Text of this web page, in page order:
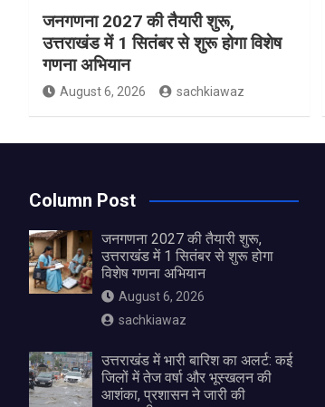
जनगणना 2027 की तैयारी शुरू,
उत्तराखंड में 1 सितंबर से शुरू होगा विशेष
गणना अभियान
August 6, 2026 sachkiawaz
Column Post
जनगणना 2027 की तैयारी शुरू,
उत्तराखंड में 1 सितंबर से शुरू होगा
विशेष गणना अभियान
August 6, 2026
sachkiawaz
उत्तराखंड में भारी बारिश का अलर्ट: कई
जिलों में तेज वर्षा और भूस्खलन की
आशंका, प्रशासन ने जारी की